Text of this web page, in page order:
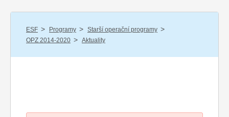
ESF / Programy / Starší operační programy /
OPZ 2014-2020 / Aktuality